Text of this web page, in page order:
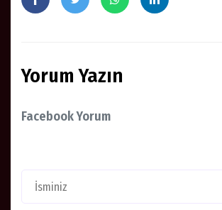
Yorum Yazın
Facebook Yorum